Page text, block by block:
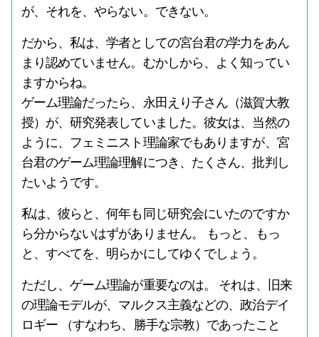
が、それを、やらない。できない。
だから、私は、学者としての宮台君の学力をあん
まり認めていません。むかしから、よく知ってい
ますからね。
ゲーム理論だったら、永田えり子さん（滋賀大教
授）が、研究発表していました。彼女は、当然の
ように、フェミニスト理論家でもありますが、宮
台君のゲーム理論理解につき、たくさん、批判し
たいようです。
私は、彼らと、何年も同じ研究会にいたのですか
ら分からないはずがありません。 もっと、もっ
と、すべてを、明らかにしてゆくでしょう。
ただし、ゲーム理論が重要なのは。 それは、旧来
の理論モデルが、マルクス主義などの、政治デイ
ロギー （すなわち、勝手な宗教）であったこと